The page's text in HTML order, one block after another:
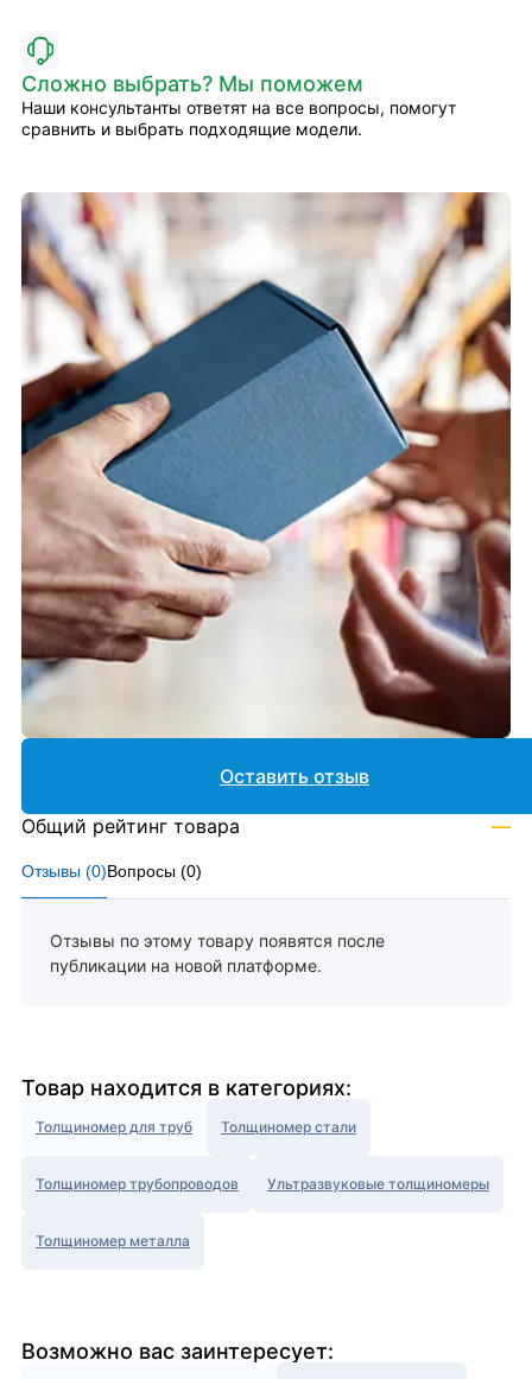
Сложно выбрать? Мы поможем
Наши консультанты ответят на все вопросы, помогут
сравнить и выбрать подходящие модели.
Отзывы (0)Вопросы (0)
Отзывы по этому товару появятся после
публикации на новой платформе.
Оставить отзыв
Общий рейтинг товара —
Товар находится в категориях:
Толщиномер для труб Толщиномер стали
Толщиномер трубопроводов Ультразвуковые толщиномеры
Толщиномер металла
Возможно вас заинтересует: